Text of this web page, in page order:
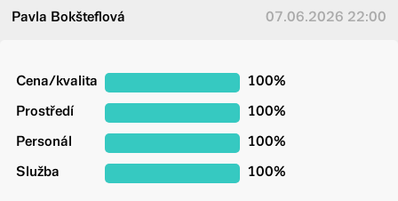
Pavla Bokšteflová 07.06.2026 22:00
Cena/kvalita
100%
Prostředí
100%
Personál
100%
Služba
100%